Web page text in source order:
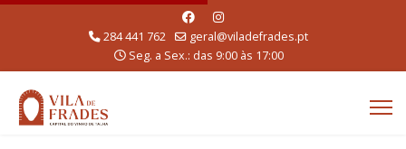
284 441 762
geral@viladefrades.pt
Seg. a Sex.: das 9:00 às 17:00